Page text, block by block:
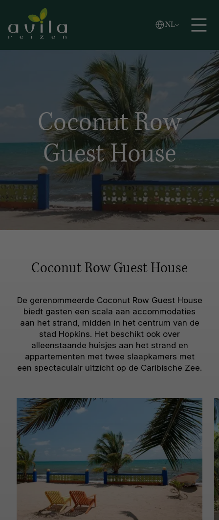
Zoeken
NL
Vlaams
English
Coconut Row
Guest House
Coconut Row Guest House
De gerenommeerde Coconut Row Guest House
biedt gasten een scala aan accommodaties
aan het strand, midden in het centrum van de
stad Hopkins. Het beschikt ook over
alleenstaande huisjes aan het strand en
appartementen met twee slaapkamers met
een spectaculair uitzicht op de Caribische Zee.